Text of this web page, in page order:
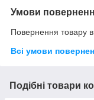
Умови
Повернення товару
Всі умови
Подібні товари